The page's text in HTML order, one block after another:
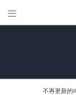

不再更新的